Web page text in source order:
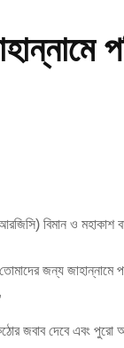
বিমান ও
জন্য জাহান্নামে
কঠোর জবাব দেবে এবং